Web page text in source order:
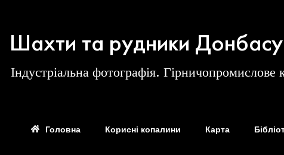
Шахти та рудники Донбасу
Індустріальна фотографія. Гірничопромислове
Головна Корисні копалини Карта